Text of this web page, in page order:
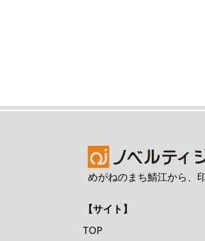
めがねのまち鯖江から、
【サイト】
TOP